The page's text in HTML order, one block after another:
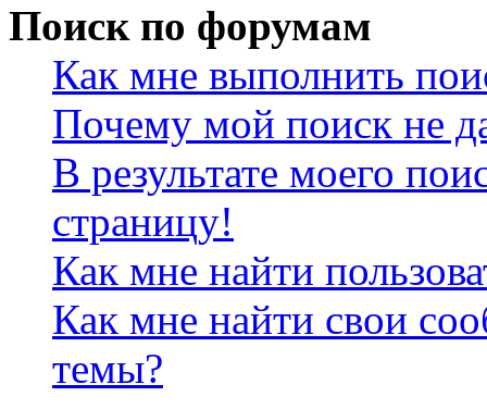
Поиск по форумам
Как мне выполнить
Почему мой поиск не
В результате моего
страницу!
Как мне найти
Как мне найти свои
темы?